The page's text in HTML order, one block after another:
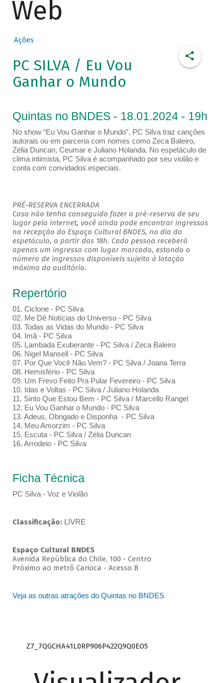
Web
Ações
PC SILVA / Eu Vou
Ganhar o Mundo
Quintas no BNDES - 18.01.2024 - 19h
No show “Eu Vou Ganhar o Mundo”, PC Silva traz canções
autorais ou em parceria com nomes como Zeca Baleiro,
Zélia Duncan, Ceumar e Juliano Holanda. No espetáculo de
clima intimista, PC Silva é acompanhado por seu violão e
conta com convidados especiais.
PRÉ-RESERVA ENCERRADA
Caso não tenha conseguido fazer a pré-reserva de seu
lugar pela internet, você ainda pode encontrar ingressos
na recepção do Espaço Cultural BNDES, no dia do
espetáculo, a partir das 18h. Cada pessoa receberá
apenas um ingresso com lugar marcado, estando o
número de ingressos disponíveis sujeito à lotação
máxima do auditório.
Repertório
01. Ciclone - PC Silva
02. Me Dê Notícias do Universo - PC Silva
03. Todas as Vidas do Mundo - PC Silva
04. Imã - PC Silva
05. Lambada Exuberante - PC Silva / Zeca Baleiro
06. Nigel Mansell - PC Silva
07. Por Que Você Não Vem? - PC Silva / Joana Terra
08. Hemisfério - PC Silva
09. Um Frevo Feito Pra Pular Fevereiro - PC Silva
10. Idas e Voltas - PC Silva / Juliano Holanda
11. Sinto Que Estou Bem - PC Silva / Marcello Rangel
12. Eu Vou Ganhar o Mundo - PC Silva
13. Adeus, Obrigado e Disponha - PC Silva
14. Meu Amorzim - PC Silva
15. Escuta - PC Silva / Zélia Duncan
16. Arrodeio - PC Silva
Ficha Técnica
PC Silva - Voz e Violão
Classificação: LIVRE
Espaço Cultural BNDES
Avenida República do Chile, 100 - Centro
Próximo ao metrô Carioca - Acesso B
Veja as outras atrações do Quintas no BNDES
Z7_7QGCHA41L0RP906P422Q9Q0EO5